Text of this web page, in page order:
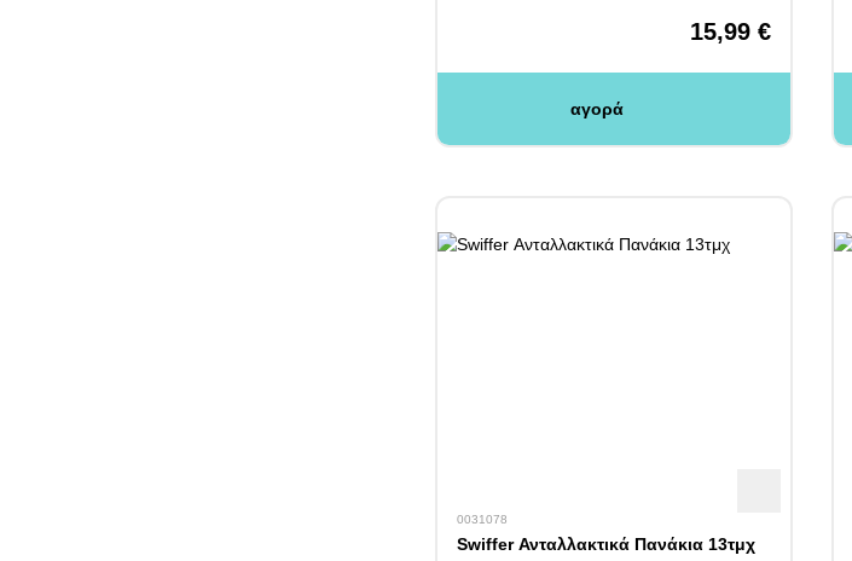
15,99 €
αγορά
0031078
Swiffer Ανταλλακτικά Πανάκια 13τμχ